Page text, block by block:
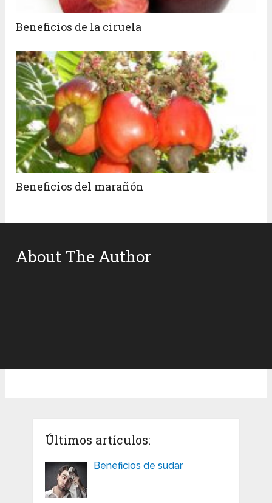
Beneficios de la ciruela
Beneficios del marañón
About The Author
Últimos artículos:
Beneficios de sudar